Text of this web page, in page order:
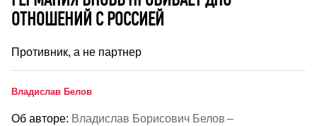
ОТНОШЕНИЙ С РОССИЕЙ
Противник, а не партнер
Владислав Белов
Об авторе: Владислав Борисович Белов –